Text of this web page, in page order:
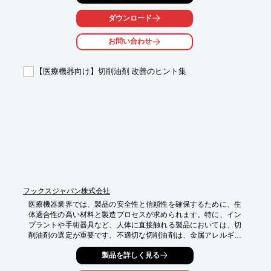
下で使用される部品の課題解決に貢献します。
【活用シーン】
・インプラント
【導入の効果】
ダウンロード
お問い合わせ
【医療機器向け】切削油剤 改善のヒント集
フックスジャパン株式会社
医療機器業界では、製品の安全性と信頼性を確保するために、生
体適合性の高い材料と製造プロセスが求められます。特に、イン
プラントや手術器具など、人体に直接触れる製品においては、切
削油剤の選定が重要です。不適切な切削油剤は、金属アレルギー
や感染症のリスクを高める可能性があります。本資料では、切削
油剤の改善をテーマに、油剤コストと工具寿命の関係性、消防法
対応と生産性を両立する切削油、腐敗対策方法などをまとめて紹
製品を詳しく見る